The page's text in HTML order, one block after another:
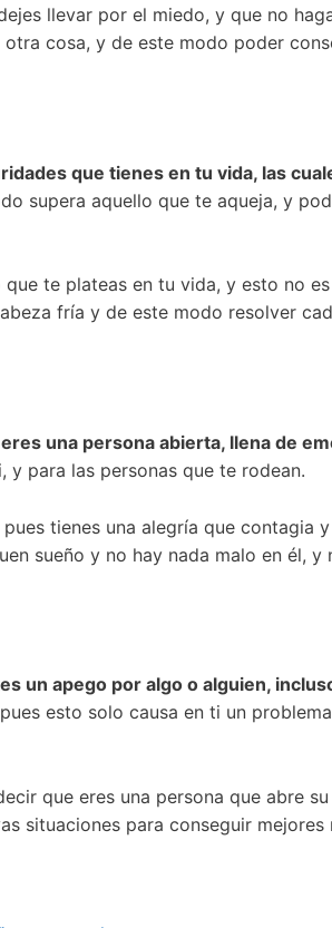
llevar por el miedo, y que no
cosa, y de este modo poder
que tienes en tu vida, las
supera aquello que te aqueja, y
te plateas en tu vida, y esto no
fría y de este modo resolver
una persona abierta, llena de
y para las personas que te rodean.
tienes una alegría que contagia
sueño y no hay nada malo en él, y
un apego por algo o alguien,
esto solo causa en ti un
que eres una persona que abre
situaciones para conseguir